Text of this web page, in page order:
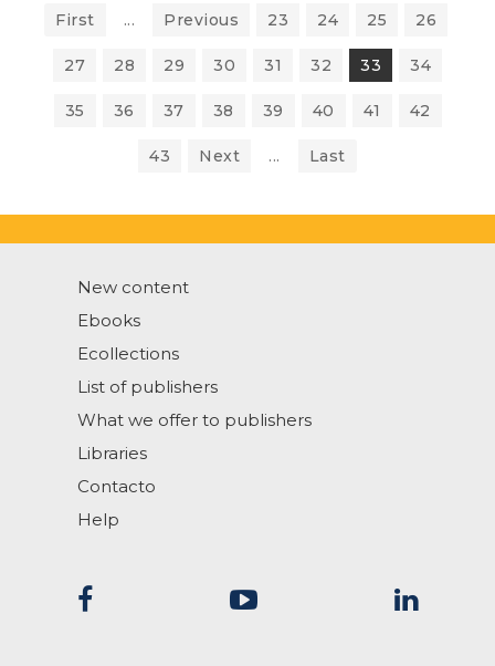
First ... Previous 23 24 25 26
27 28 29 30 31 32 33 34
35 36 37 38 39 40 41 42
43 Next ... Last
New content
Ebooks
Ecollections
List of publishers
What we offer to publishers
Libraries
Contacto
Help